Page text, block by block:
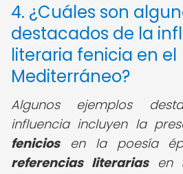
4. ¿Cuáles son
destacados de la
literaria fenicia en el
Mediterráneo?
Algunos ejemplos
influencia incluyen la
feniciosen la poesía
referencias literariasen